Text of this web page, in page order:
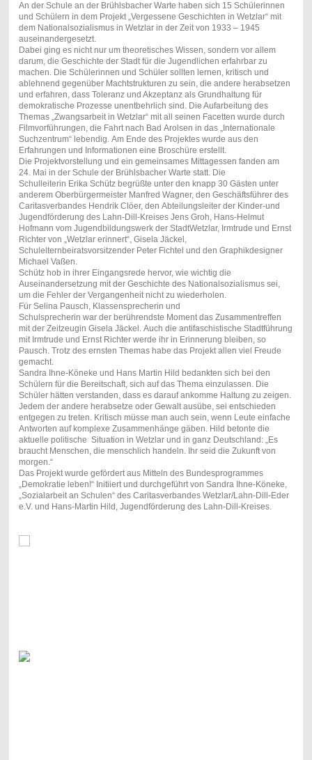
An der Schule an der Brühlsbacher Warte haben sich 15 Schülerinnen
und Schülern in dem Projekt „Vergessene Geschichten in Wetzlar“ mit
dem Nationalsozialismus in Wetzlar in der Zeit von 1933 – 1945
auseinandergesetzt.
Dabei ging es nicht nur um theoretisches Wissen, sondern vor allem
darum, die Geschichte der Stadt für die Jugendlichen erfahrbar zu
machen. Die Schülerinnen und Schüler sollten lernen, kritisch und
ablehnend gegenüber Machtstrukturen zu sein, die andere herabsetzen
und erfahren, dass Toleranz und Akzeptanz als Grundhaltung für
demokratische Prozesse unentbehrlich sind. Die Aufarbeitung des
Themas „Zwangsarbeit in Wetzlar“ mit all seinen Facetten wurde durch
Filmvorführungen, die Fahrt nach Bad Arolsen in das „Internationale
Suchzentrum“ lebendig. Am Ende des Projektes wurde aus den
Erfahrungen und Informationen eine Broschüre erstellt.
Die Projektvorstellung und ein gemeinsames Mittagessen fanden am
24. Mai in der Schule der Brühlsbacher Warte statt. Die
Schulleiterin Erika Schütz begrüßte unter den knapp 30 Gästen unter
anderem Oberbürgermeister Manfred Wagner, den Geschäftsführer des
Caritasverbandes Hendrik Clöer, den Abteilungsleiter der Kinder-und
Jugendförderung des Lahn-Dill-Kreises Jens Groh, Hans-Helmut
Hofmann vom Jugendbildungswerk der StadtWetzlar, Irmtrude und Ernst
Richter von „Wetzlar erinnert“, Gisela Jäckel,
Schulelternbeiratsvorsitzender Peter Fichtel und den Graphikdesigner
Michael Vaßen.
Schütz hob in ihrer Eingangsrede hervor, wie wichtig die
Auseinandersetzung mit der Geschichte des Nationalsozialismus sei,
um die Fehler der Vergangenheit nicht zu wiederholen.
Für Selina Pausch, Klassensprecherin und
Schulsprecherin war der berührendste Moment das Zusammentreffen
mit der Zeitzeugin Gisela Jäckel. Auch die antifaschistische Stadtführung
mit Irmtrude und Ernst Richter werde ihr in Erinnerung bleiben, so
Pausch. Trotz des ernsten Themas habe das Projekt allen viel Freude
gemacht.
Sandra Ihne-Köneke und Hans Martin Hild bedankten sich bei den
Schülern für die Bereitschaft, sich auf das Thema einzulassen. Die
Schüler hätten verstanden, dass es darauf ankomme Haltung zu zeigen.
Jedem der andere herabsetze oder Gewalt ausübe, sei entschieden
entgegen zu treten. Kritisch müsse man auch sein, wenn Leute einfache
Antworten auf komplexe Zusammenhänge gäben. Hild betonte die
aktuelle politische Situation in Wetzlar und in ganz Deutschland: „Es
braucht Menschen, die menschlich handeln. Ihr seid die Zukunft von
morgen.“
Das Projekt wurde gefördert aus Mitteln des Bundesprogrammes
„Demokratie leben!“ Initiiert und durchgeführt von Sandra Ihne-Köneke,
„Sozialarbeit an Schulen“ des Caritasverbandes Wetzlar/Lahn-Dill-Eder
e.V. und Hans-Martin Hild, Jugendförderung des Lahn-Dill-Kreises.